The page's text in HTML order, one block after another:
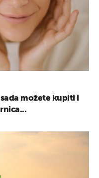
možete kupiti i